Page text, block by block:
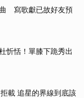
寫歌獻已故好友預
忻恬！單膝下跪秀出
載 追星的界線到底該